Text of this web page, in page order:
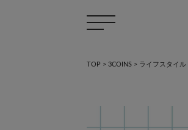
TOP > 3COINS > ライフスタイル